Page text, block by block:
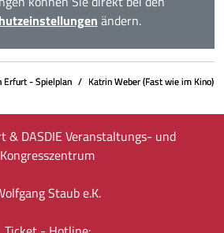
ändern.
Erfurt - Spielplan Katrin Weber (Fast wie im Kino)
& DASDIE Veranstaltungs- und
Kongresszentrum
Staub e.K.